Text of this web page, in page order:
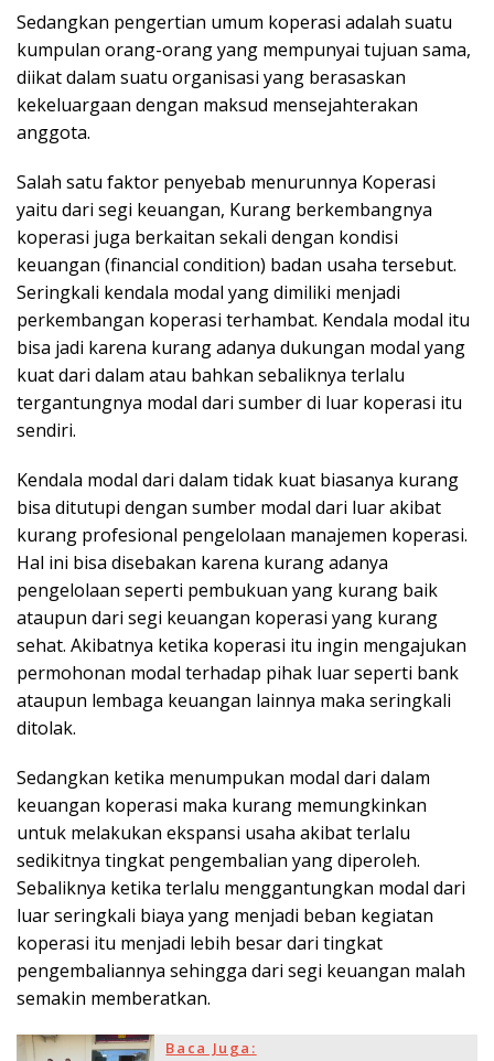
Sedangkan pengertian umum koperasi adalah suatu
kumpulan orang-orang yang mempunyai tujuan sama,
diikat dalam suatu organisasi yang berasaskan
kekeluargaan dengan maksud mensejahterakan
anggota.
Salah satu faktor penyebab menurunnya Koperasi
yaitu dari segi keuangan, Kurang berkembangnya
koperasi juga berkaitan sekali dengan kondisi
keuangan (financial condition) badan usaha tersebut.
Seringkali kendala modal yang dimiliki menjadi
perkembangan koperasi terhambat. Kendala modal itu
bisa jadi karena kurang adanya dukungan modal yang
kuat dari dalam atau bahkan sebaliknya terlalu
tergantungnya modal dari sumber di luar koperasi itu
sendiri.
Kendala modal dari dalam tidak kuat biasanya kurang
bisa ditutupi dengan sumber modal dari luar akibat
kurang profesional pengelolaan manajemen koperasi.
Hal ini bisa disebakan karena kurang adanya
pengelolaan seperti pembukuan yang kurang baik
ataupun dari segi keuangan koperasi yang kurang
sehat. Akibatnya ketika koperasi itu ingin mengajukan
permohonan modal terhadap pihak luar seperti bank
ataupun lembaga keuangan lainnya maka seringkali
ditolak.
Sedangkan ketika menumpukan modal dari dalam
keuangan koperasi maka kurang memungkinkan
untuk melakukan ekspansi usaha akibat terlalu
sedikitnya tingkat pengembalian yang diperoleh.
Sebaliknya ketika terlalu menggantungkan modal dari
luar seringkali biaya yang menjadi beban kegiatan
koperasi itu menjadi lebih besar dari tingkat
pengembaliannya sehingga dari segi keuangan malah
semakin memberatkan.
Baca Juga: